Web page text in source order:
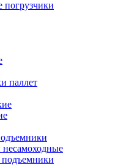
погрузчики
паллет